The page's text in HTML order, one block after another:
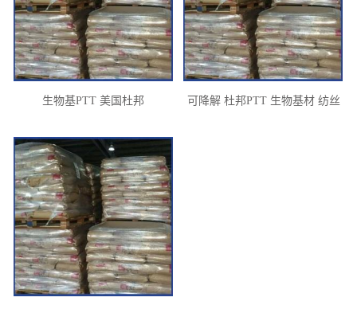
生物基PTT 美国杜邦
可降解 杜邦PTT 生物基材 纺丝